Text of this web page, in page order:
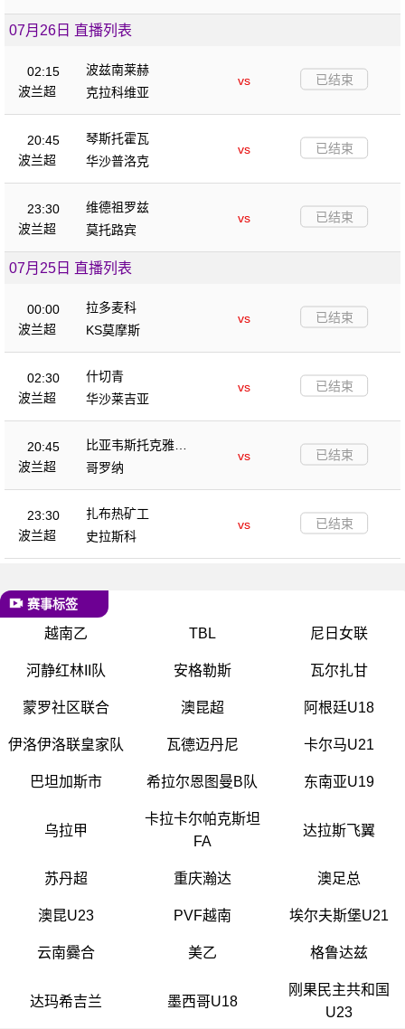
07月26日 直播列表
02:15
波兰超
波兹南莱赫
vs
克拉科维亚
已结束
20:45
波兰超
琴斯托霍瓦
vs
华沙普洛克
已结束
23:30
波兰超
维德祖罗兹
vs
莫托路宾
已结束
07月25日 直播列表
00:00
波兰超
拉多麦科
vs
KS莫摩斯
已结束
02:30
波兰超
什切青
vs
华沙莱吉亚
已结束
20:45
波兰超
比亚韦斯托克雅盖
隆
vs
哥罗纳
已结束
23:30
波兰超
扎布热矿工
vs
史拉斯科
已结束
赛事标签
越南乙 TBL 尼日女联
河静红林II队 安格勒斯 瓦尔扎甘
蒙罗社区联合 澳昆超 阿根廷U18
伊洛伊洛联皇家队 瓦德迈丹尼 卡尔马U21
巴坦加斯市 希拉尔恩图曼B队 东南亚U19
乌拉甲
卡拉卡尔帕克斯坦
FA
达拉斯飞翼
苏丹超 重庆瀚达 澳足总
澳昆U23 PVF越南 埃尔夫斯堡U21
云南爨合 美乙 格鲁达兹
达玛希吉兰 墨西哥U18
刚果民主共和国
U23